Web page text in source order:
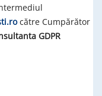
către Cumpărător
GDPR